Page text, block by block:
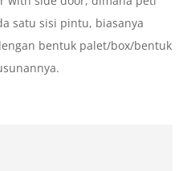
satu sisi pintu, biasanya
bentuk palet/box/bentuk